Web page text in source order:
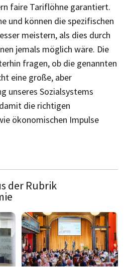
faire Tariflöhne garantiert.
und können die spezifischen
meistern, als dies durch
jemals möglich wäre. Die
fragen, ob die genannten
eine große, aber
unseres Sozialsystems
die richtigen
ökonomischen Impulse
der Rubrik